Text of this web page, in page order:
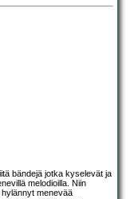
bändejä jotka kyselevät ja
melodioilla. Niin
menevää